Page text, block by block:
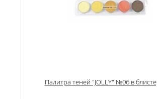
Палитра теней "JOLLY" №06 в